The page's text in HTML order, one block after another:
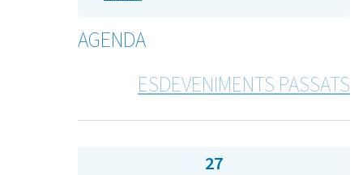
AGENDA
ESDEVENIMENTS PASSATS
27